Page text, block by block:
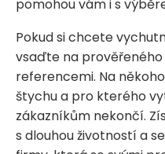
pomohou vám i s
Pokud si chcete
vsaďte na
referencemi. Na
štychu a pro kterého
zákazníkům nekončí.
s dlouhou životností a